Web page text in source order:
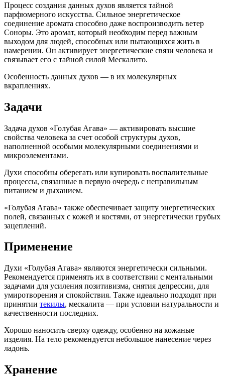
Процесс создания данных духов является тайной
парфюмерного искусства. Сильное энергетическое
соединение аромата способно даже воспроизводить ветер
Соноры. Это аромат, который необходим перед важным
выходом для людей, способных или пытающихся жить в
намерении. Он активирует энергетические связи человека и
связывает его с тайной силой Мескалито.
Особенность данных духов — в их молекулярных
вкраплениях.
Задачи
Задача духов «Голубая Агава» — активировать высшие
свойства человека за счет особой структуры духов,
наполненной особыми молекулярными соединениями и
микроэлементами.
Духи способны оберегать или купировать воспалительные
процессы, связанные в первую очередь с неправильным
питанием и дыханием.
«Голубая Агава» также обеспечивает защиту энергетических
полей, связанных с кожей и костями, от энергетически грубых
зацеплений.
Применение
Духи «Голубая Агава» являются энергетически сильными.
Рекомендуется применять их в соответствии с ментальными
задачами для усиления позитивизма, снятия депрессии, для
умиротворения и спокойствия. Также идеально подходят при
принятии текилы, мескалита — при условии натуральности и
качественности последних.
Хорошо наносить сверху одежду, особенно на кожаные
изделия. На тело рекомендуется небольшое нанесение через
ладонь.
Хранение